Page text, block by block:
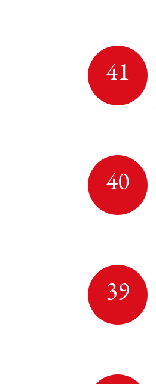
41
40
39